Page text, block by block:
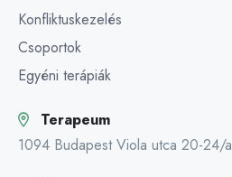
Konfliktuskezelés
Csoportok
Egyéni terápiák
Terapeum
1094 Budapest Viola utca 20-24/a